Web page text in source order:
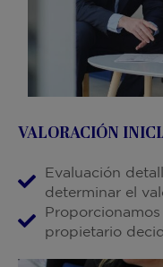
VALORACIÓN
Evaluación
determinar el
propietario